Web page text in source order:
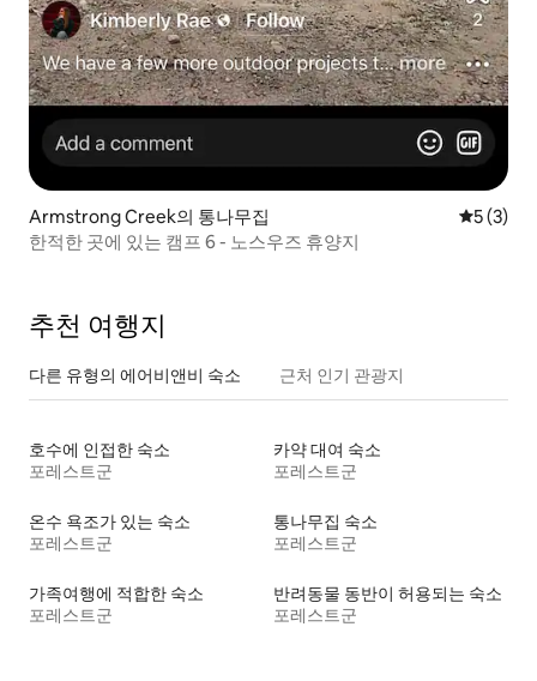
Armstrong Creek의 통나무집 평점 5점
5 (3)
한적한 곳에 있는 캠프 6 - 노스우즈 휴양지
추천 여행지
다른 유형의 에어비앤비 숙소 근처 인기 관광지
호수에 인접한 숙소
포레스트군
카약 대여 숙소
포레스트군
온수 욕조가 있는 숙소
포레스트군
통나무집 숙소
포레스트군
가족여행에 적합한 숙소
포레스트군
반려동물 동반이 허용되는 숙소
포레스트군